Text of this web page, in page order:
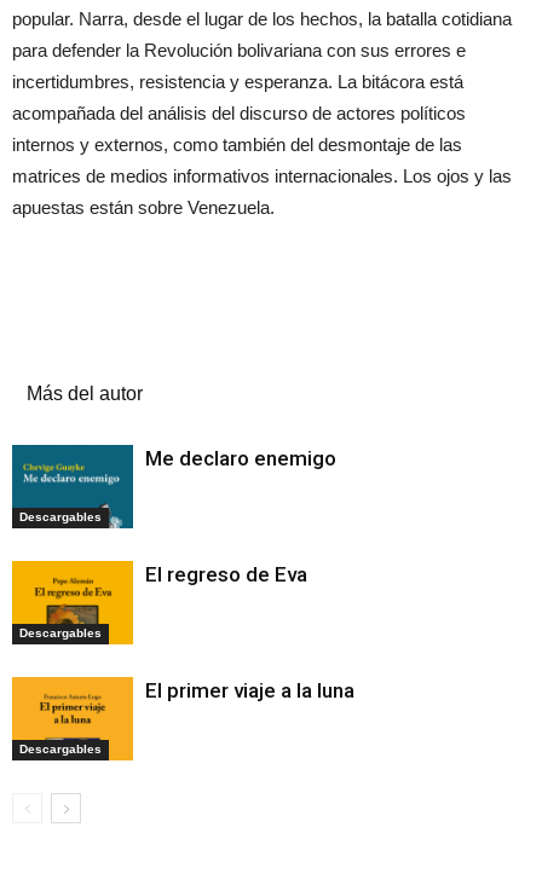
popular. Narra, desde el lugar de los hechos, la batalla cotidiana
para defender la Revolución bolivariana con sus errores e
incertidumbres, resistencia y esperanza. La bitácora está
acompañada del análisis del discurso de actores políticos
internos y externos, como también del desmontaje de las
matrices de medios informativos internacionales. Los ojos y las
apuestas están sobre Venezuela.
Más del autor
Descargables
Me declaro enemigo
Descargables
El regreso de Eva
Descargables
El primer viaje a la luna